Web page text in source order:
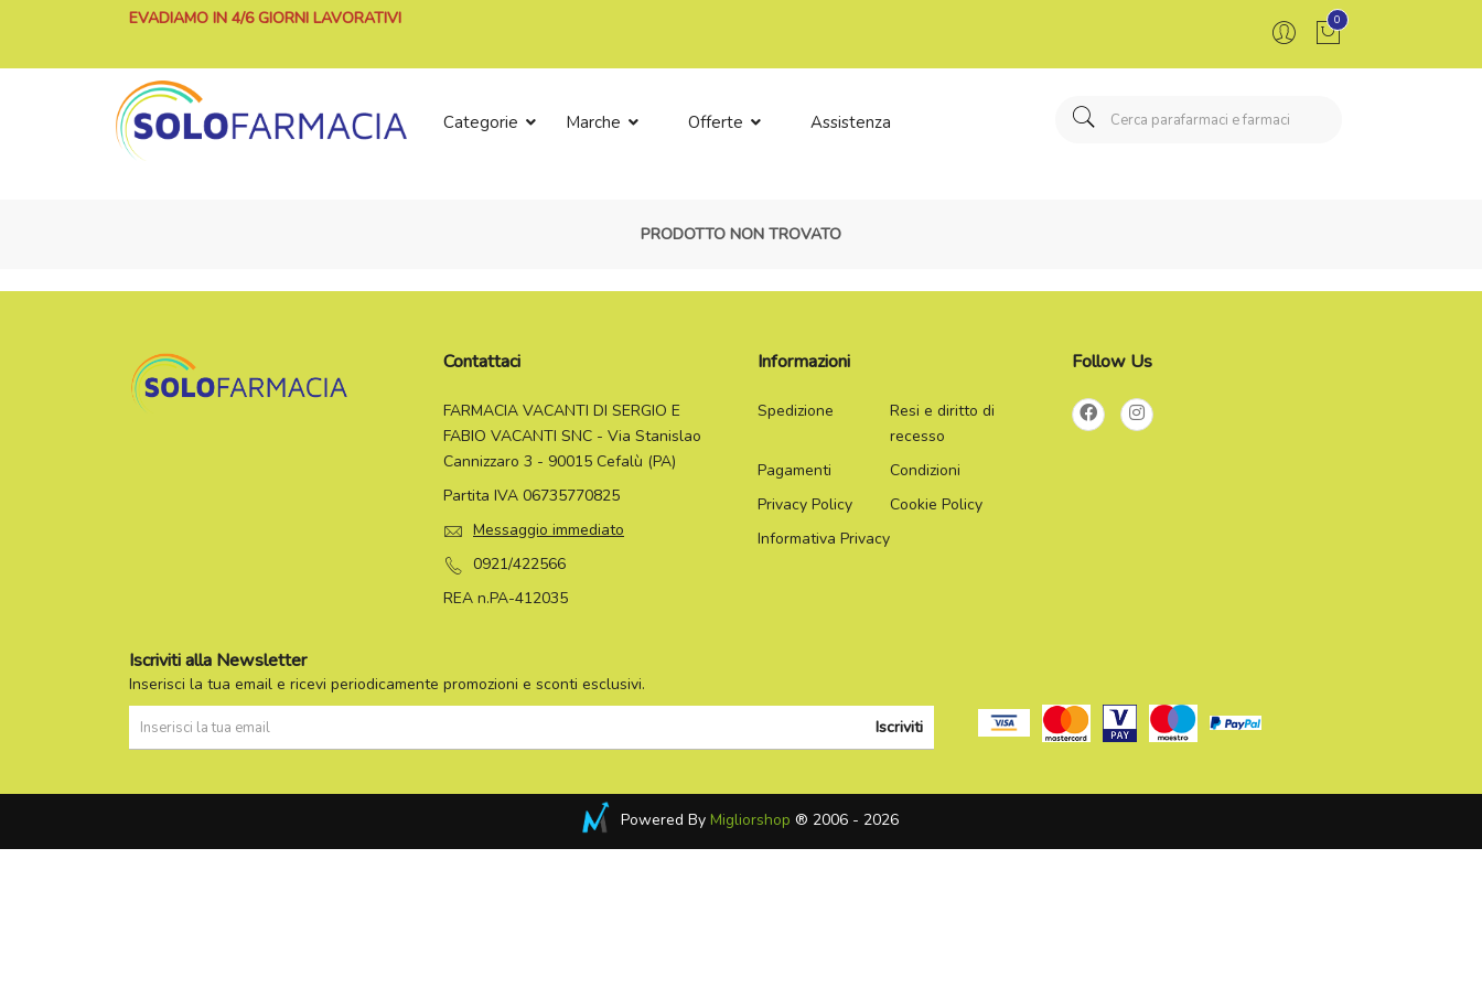
EVADIAMO IN 4/6 GIORNI LAVORATIVI 0
Categorie Marche Offerte Assistenza
PRODOTTO NON TROVATO
Contattaci
FARMACIA VACANTI DI SERGIO E
FABIO VACANTI SNC - Via Stanislao
Cannizzaro 3 - 90015 Cefalù (PA)
Partita IVA 06735770825
Messaggio immediato
0921/422566
REA n.PA-412035
Informazioni
Spedizione
Resi e diritto di
recesso
Pagamenti
Condizioni
Privacy Policy
Cookie Policy
Informativa Privacy
Follow Us
Iscriviti alla Newsletter
Inserisci la tua email e ricevi periodicamente promozioni e sconti esclusivi.
Iscriviti
Powered By Migliorshop ® 2006 - 2026